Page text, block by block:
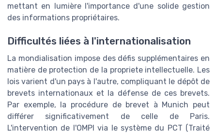
mettant en lumière l'importance d'une solide gestion
des informations propriétaires.
Difficultés liées à l'internationalisation
La mondialisation impose des défis supplémentaires en
matière de protection de la propriete intellectuelle. Les
lois varient d'un pays à l'autre, compliquant le dépôt de
brevets internationaux et la défense de ces brevets.
Par exemple, la procédure de brevet à Munich peut
différer significativement de celle de Paris.
L'intervention de l'OMPI via le système du PCT (Traité